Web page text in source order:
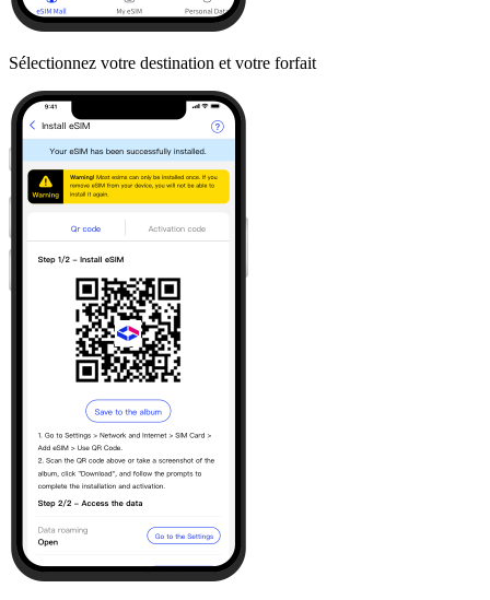
Sélectionnez votre destination et votre forfait